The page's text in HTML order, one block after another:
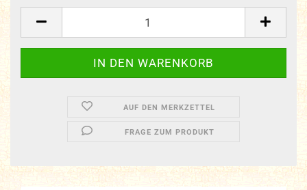
AUF DEN MERKZETTEL
FRAGE ZUM PRODUKT